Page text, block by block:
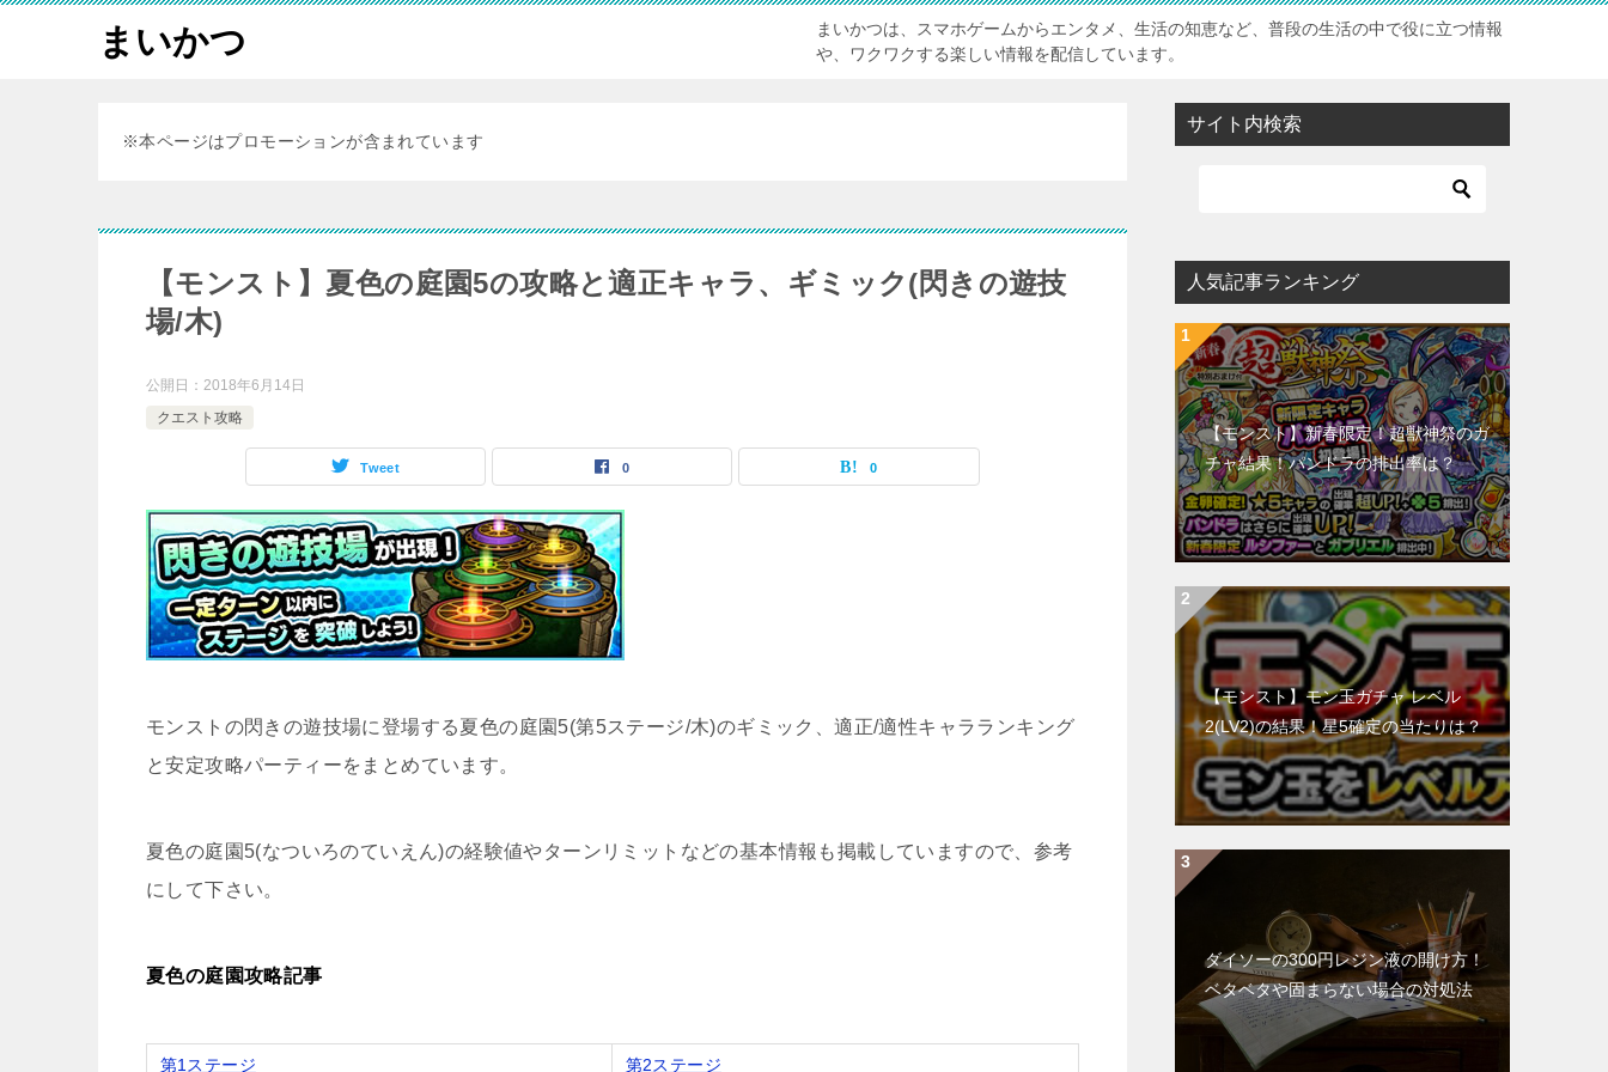
まいかつ
まいかつは、スマホゲームからエンタメ、生活の知恵など、普段の生活の中で役に立つ情報
や、ワクワクする楽しい情報を配信しています。
※本ページはプロモーションが含まれています
【モンスト】夏色の庭園5の攻略と適正キャラ、ギミック(閃きの遊技
場/木)
公開日： 2018年6月14日
クエスト攻略
Tweet 0 0
モンストの閃きの遊技場に登場する夏色の庭園5(第5ステージ/木)のギミック、適正/適性キャラランキング
と安定攻略パーティーをまとめています。
夏色の庭園5(なついろのていえん)の経験値やターンリミットなどの基本情報も掲載していますので、参考
にして下さい。
夏色の庭園攻略記事
第1ステージ 第2ステージ
サイト内検索
人気記事ランキング
【モンスト】新春限定！超獣神祭のガ
チャ結果！パンドラの排出率は？
【モンスト】モン玉ガチャ レベル
2(LV2)の結果！星5確定の当たりは？
ダイソーの300円レジン液の開け方！
ベタベタや固まらない場合の対処法